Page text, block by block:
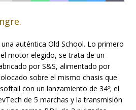
auténtica Old School. Lo primero
motor elegido, se trata de un
por S&S, alimentado por
sobre el mismo chasis que
con un lanzamiento de 34º; el
de 5 marchas y la transmisión